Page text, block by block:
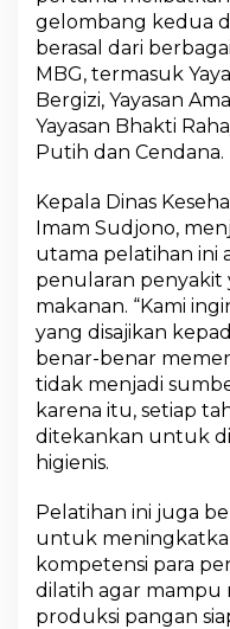
gelombang kedua
berasal dari
MBG, termasuk
Bergizi, Yayasan
Yayasan Bhakti
Putih dan Cendana.
Kepala Dinas
Imam Sudjono,
utama pelatihan ini
penularan penyakit
makanan. “Kami
yang disajikan
benar-benar
tidak menjadi
karena itu, setiap
ditekankan untuk
higienis.
Pelatihan ini juga
untuk
kompetensi para
dilatih agar mampu
produksi pangan